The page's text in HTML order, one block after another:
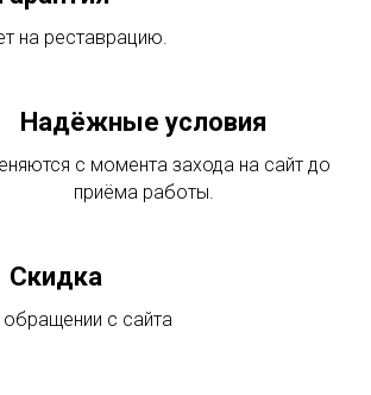
на реставрацию.
Надёжные условия
с момента захода на сайт до
приёма работы.
Скидка
обращении с сайта